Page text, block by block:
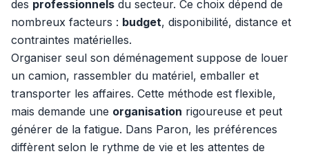
des professionnels du secteur. Ce choix dépend de
nombreux facteurs : budget, disponibilité, distance et
contraintes matérielles.
Organiser seul son déménagement suppose de louer
un camion, rassembler du matériel, emballer et
transporter les affaires. Cette méthode est flexible,
mais demande une organisation rigoureuse et peut
générer de la fatigue. Dans Paron, les préférences
diffèrent selon le rythme de vie et les attentes de